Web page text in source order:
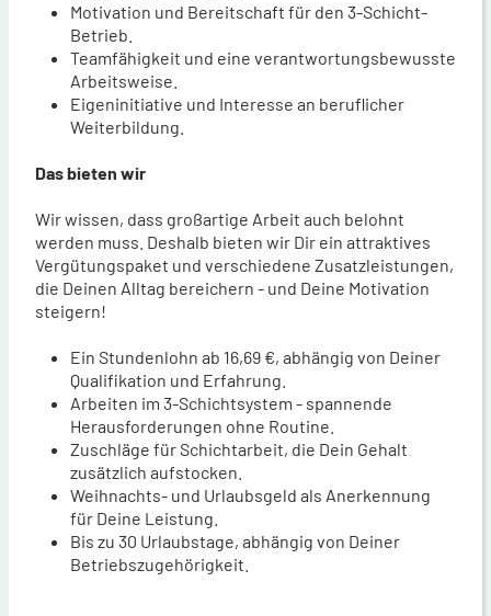
Motivation und Bereitschaft für den 3-Schicht-
Betrieb.
Teamfähigkeit und eine verantwortungsbewusste
Arbeitsweise.
Eigeninitiative und Interesse an beruflicher
Weiterbildung.
Das bieten wir
Wir wissen, dass großartige Arbeit auch belohnt
werden muss. Deshalb bieten wir Dir ein attraktives
Vergütungspaket und verschiedene Zusatzleistungen,
die Deinen Alltag bereichern - und Deine Motivation
steigern!
Ein Stundenlohn ab 16,69 €, abhängig von Deiner
Qualifikation und Erfahrung.
Arbeiten im 3-Schichtsystem - spannende
Herausforderungen ohne Routine.
Zuschläge für Schichtarbeit, die Dein Gehalt
zusätzlich aufstocken.
Weihnachts- und Urlaubsgeld als Anerkennung
für Deine Leistung.
Bis zu 30 Urlaubstage, abhängig von Deiner
Betriebszugehörigkeit.